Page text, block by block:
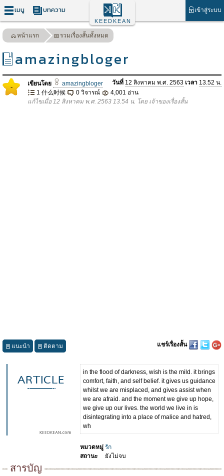
เมนู บทความ เข้าสู่ระบบ
KEEDKEAN
หน้าแรก รวมเรื่องสั้นทั้งหมด
amazingbloger
- เขียนโดย amazingbloger วันที่ 12 สิงหาคม พ.ศ. 2563 เวลา 13.52 น.
1 什么时候
0 วิจารณ์
4,001 อ่าน
แก้ไขเมื่อ 12 สิงหาคม พ.ศ. 2563 13.54 น. โดย เจ้าของเรื่องสั้น
แนะนำ ติดตาม แชร์เรื่องสั้น
in the flood of darkness, wish is the mild. it brings
comfort, faith, and self belief. it gives us guidance
whilst we are misplaced, and gives assist when
we are afraid. and the moment we give up hope,
we give up our lives. the world we live in is
disintegrating into a place of malice and hatred,
wh
หมวดหมู่ รัก
สถานะ
ยังไม่จบ
สารบัญ